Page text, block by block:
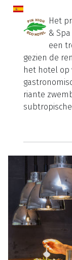
Het
&
een
gezien de
het hotel op
riante